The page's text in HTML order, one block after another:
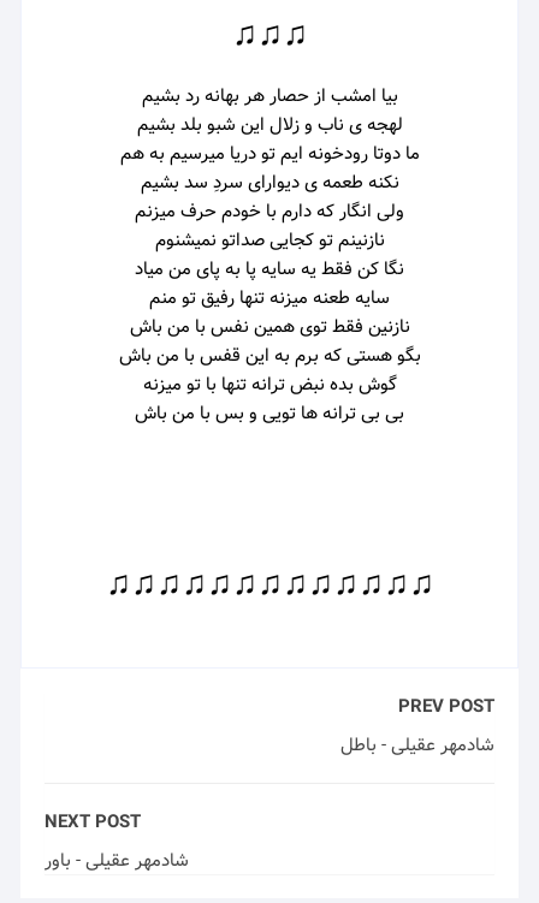
♫♫♫
بیا امشب از حصار هر بهانه رد بشیم
لهجه ی ناب و زلال این شبو بلد بشیم
ما دوتا رودخونه ایم تو دریا میرسیم به هم
نکنه طعمه ی دیوارای سردِ سد بشیم
ولی انگار که دارم با خودم حرف میزنم
نازنینم تو کجایی صداتو نمیشنوم
نگا کن فقط یه سایه پا به پای من میاد
سایه طعنه میزنه تنها رفیق تو منم
نازنین فقط توی همین نفس با من باش
بگو هستی که برم به این قفس با من باش
گوش بده نبض ترانه تنها با تو میزنه
بی بی ترانه ها تویی و بس با من باش
♫♫♫♫♫♫♫♫♫♫♫♫♫
PREV POST
شادمهر عقیلی - باطل
NEXT POST
شادمهر عقیلی - باور